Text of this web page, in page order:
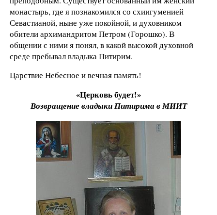
монастырь, где я познакомился со схиигуменией
Севастианой, ныне уже покойной, и духовником
обители архимандритом Петром (Горошко). В
общении с ними я понял, в какой высокой духовной
среде пребывал владыка Питирим.
Царствие Небесное и вечная память!
«Церковь будет!»
Возвращение владыки Питирима в МИИТ